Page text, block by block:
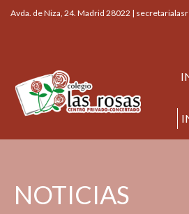
Avda. de Niza, 24. Madrid 28022 |
NOTICIAS